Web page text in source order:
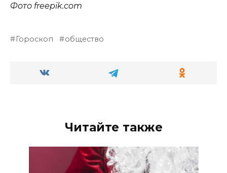
Фото freepik.com
Гороскоп общество
Читайте также